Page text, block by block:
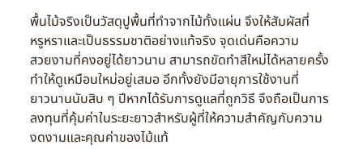
พื้นไม้จริงเป็นวัสดุปูพื้นที่ทำจากไม้ทั้งแผ่น จึงให้สัมผัสที่
หรูหราและเป็นธรรมชาติอย่างแท้จริง จุดเด่นคือความ
สวยงามที่คงอยู่ได้ยาวนาน สามารถขัดทำสีใหม่ได้หลายครั้ง
ทำให้ดูเหมือนใหม่อยู่เสมอ อีกทั้งยังมีอายุการใช้งานที่
ยาวนานนับสิบ ๆ ปีหากได้รับการดูแลที่ถูกวิธี จึงถือเป็นการ
ลงทุนที่คุ้มค่าในระยะยาวสำหรับผู้ที่ให้ความสำคัญกับความ
งดงามและคุณค่าของไม้แท้